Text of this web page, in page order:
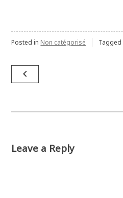
Posted in Non catégorisé Tagged
Navigation
de
navigate_before
Leave a Reply